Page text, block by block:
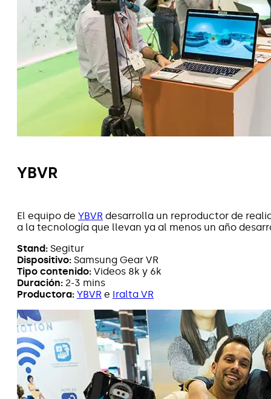
YBVR
El equipo de YBVR desarrolla un reproductor de
a la tecnología que llevan ya al menos un año
Stand: Segitur
Dispositivo: Samsung Gear VR
Tipo contenido: Videos 8k y 6k
Duración: 2-3 mins
Productora: YBVR e Iralta VR